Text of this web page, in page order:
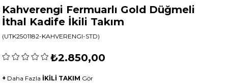
Kahverengi Fermuarlı Gold Düğmeli
İthal Kadife İkili Takım
(UTK2501182-KAHVERENGI-STD)
₺2.850,00
+ Daha Fazla İKİLİ TAKIM Gör